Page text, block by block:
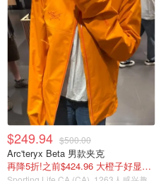
$249.94 $500.00
Arc'teryx Beta 男款夹克
再降5折!之前$424.96 大橙子好显白 蹲补